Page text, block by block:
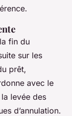
fin du
sur les
prêt,
avec le
levée des
d’annulation.